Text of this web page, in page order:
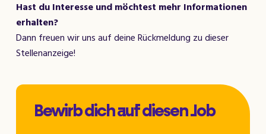
Hast du Interesse und möchtest mehr Informationen
erhalten?
Dann freuen wir uns auf deine Rückmeldung zu dieser
Stellenanzeige!
Bewirb dich auf diesen Job